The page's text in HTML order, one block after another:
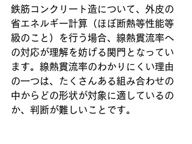
鉄筋コンクリート造について、外皮の
省エネルギー計算（ほぼ断熱等性能等
級のこと）を行う場合、線熱貫流率へ
の対応が理解を妨げる関門となってい
ます。線熱貫流率のわかりにくい理由
の一つは、たくさんある組み合わせの
中からどの形状が対象に適しているの
か、判断が難しいことです。